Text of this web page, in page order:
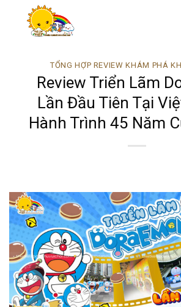
TỔNG HỢP REVIEW KHÁM PHÁ
Review Triển Lãm
Lần Đầu Tiên Tại
Hành Trình 45 Năm